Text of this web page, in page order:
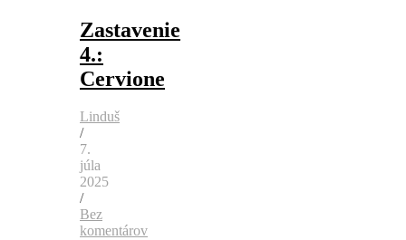
Zastavenie
4.:
Cervione
Linduš
/
7.
júla
2025
/
Bez
komentárov